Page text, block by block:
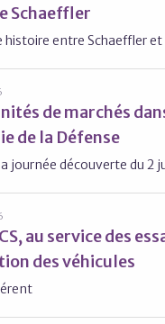
Schaeffler
histoire entre Schaeffler et
de marchés
de la Défense
journée découverte du 2
au service des
des véhicules